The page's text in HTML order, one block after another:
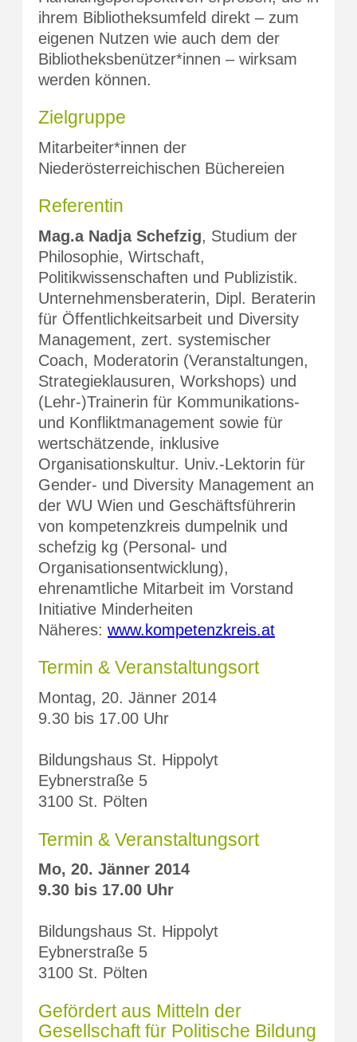
ihrem Bibliotheksumfeld direkt – zum
eigenen Nutzen wie auch dem der
Bibliotheksbenützer*innen – wirksam
werden können.
Zielgruppe
Mitarbeiter*innen der
Niederösterreichischen Büchereien
Referentin
Mag.a Nadja Schefzig, Studium der
Philosophie, Wirtschaft,
Politikwissenschaften und Publizistik.
Unternehmensberaterin, Dipl. Beraterin
für Öffentlichkeitsarbeit und Diversity
Management, zert. systemischer
Coach, Moderatorin (Veranstaltungen,
Strategieklausuren, Workshops) und
(Lehr-)Trainerin für Kommunikations-
und Konfliktmanagement sowie für
wertschätzende, inklusive
Organisationskultur. Univ.-Lektorin für
Gender- und Diversity Management an
der WU Wien und Geschäftsführerin
von kompetenzkreis dumpelnik und
schefzig kg (Personal- und
Organisationsentwicklung),
ehrenamtliche Mitarbeit im Vorstand
Initiative Minderheiten
Näheres: www.kompetenzkreis.at
Termin & Veranstaltungsort
Montag, 20. Jänner 2014
9.30 bis 17.00 Uhr
Bildungshaus St. Hippolyt
Eybnerstraße 5
3100 St. Pölten
Termin & Veranstaltungsort
Mo, 20. Jänner 2014
9.30 bis 17.00 Uhr
Bildungshaus St. Hippolyt
Eybnerstraße 5
3100 St. Pölten
Gefördert aus Mitteln der
Gesellschaft für Politische Bildung